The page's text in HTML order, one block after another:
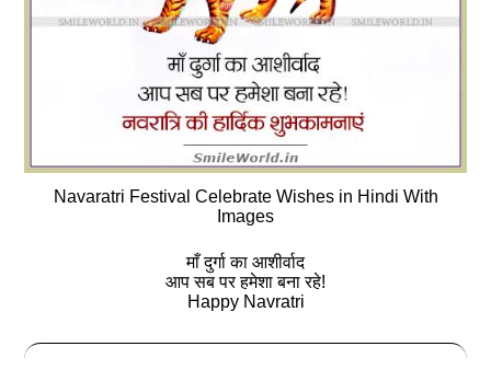
Navaratri Festival Celebrate Wishes in Hindi With
Images
माँ दुर्गा का आशीर्वाद
आप सब पर हमेशा बना रहे!
Happy Navratri